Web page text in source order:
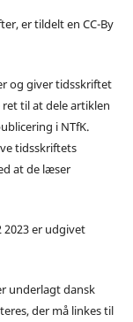
er tildelt en CC-By
og giver tidsskriftet
til at dele artiklen
i NTfK.
tidsskriftets
at de læser
er udgivet
underlagt dansk
der må linkes til